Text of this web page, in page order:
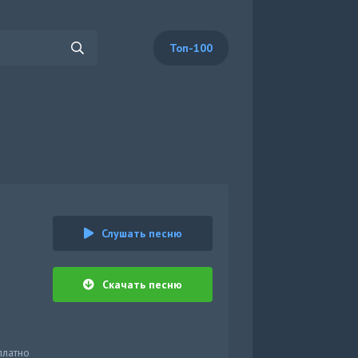
Топ-100
Слушать песню
Скачать песню